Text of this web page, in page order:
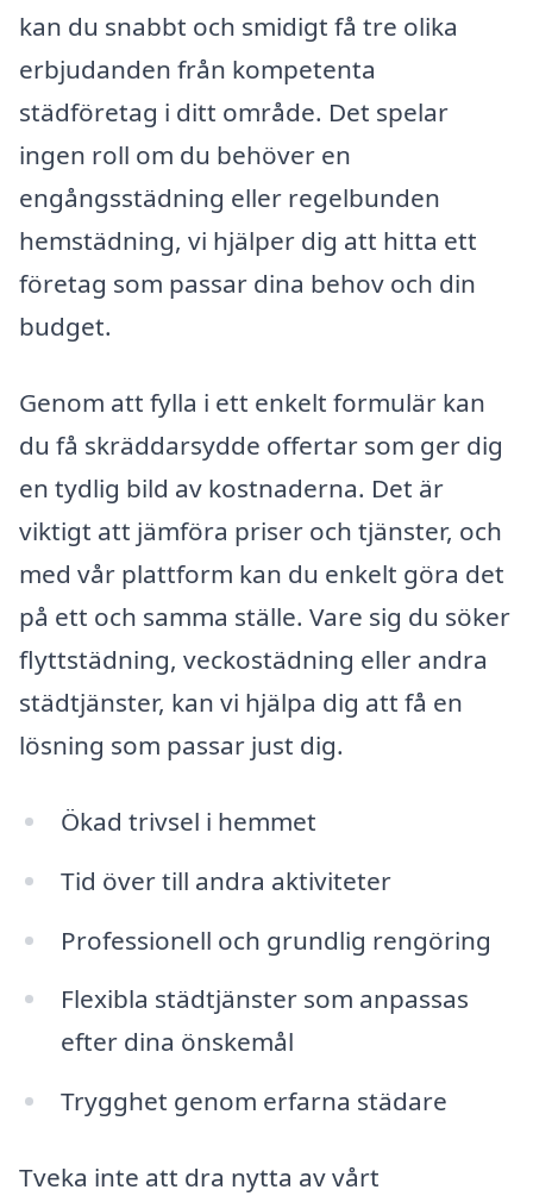
kan du snabbt och smidigt få tre olika
erbjudanden från kompetenta
städföretag i ditt område. Det spelar
ingen roll om du behöver en
engångsstädning eller regelbunden
hemstädning, vi hjälper dig att hitta ett
företag som passar dina behov och din
budget.
Genom att fylla i ett enkelt formulär kan
du få skräddarsydde offertar som ger dig
en tydlig bild av kostnaderna. Det är
viktigt att jämföra priser och tjänster, och
med vår plattform kan du enkelt göra det
på ett och samma ställe. Vare sig du söker
flyttstädning, veckostädning eller andra
städtjänster, kan vi hjälpa dig att få en
lösning som passar just dig.
Ökad trivsel i hemmet
Tid över till andra aktiviteter
Professionell och grundlig rengöring
Flexibla städtjänster som anpassas
efter dina önskemål
Trygghet genom erfarna städare
Tveka inte att dra nytta av vårt